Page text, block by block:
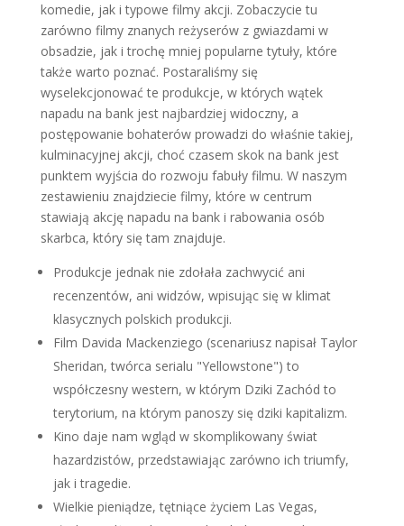
komedie, jak i typowe filmy akcji. Zobaczycie tu
zarówno filmy znanych reżyserów z gwiazdami w
obsadzie, jak i trochę mniej popularne tytuły, które
także warto poznać. Postaraliśmy się
wyselekcjonować te produkcje, w których wątek
napadu na bank jest najbardziej widoczny, a
postępowanie bohaterów prowadzi do właśnie takiej,
kulminacyjnej akcji, choć czasem skok na bank jest
punktem wyjścia do rozwoju fabuły filmu. W naszym
zestawieniu znajdziecie filmy, które w centrum
stawiają akcję napadu na bank i rabowania osób
skarbca, który się tam znajduje.
Produkcje jednak nie zdołała zachwycić ani
recenzentów, ani widzów, wpisując się w klimat
klasycznych polskich produkcji.
Film Davida Mackenziego (scenariusz napisał Taylor
Sheridan, twórca serialu "Yellowstone") to
współczesny western, w którym Dziki Zachód to
terytorium, na którym panoszy się dziki kapitalizm.
Kino daje nam wgląd w skomplikowany świat
hazardzistów, przedstawiając zarówno ich triumfy,
jak i tragedie.
Wielkie pieniądze, tętniące życiem Las Vegas,